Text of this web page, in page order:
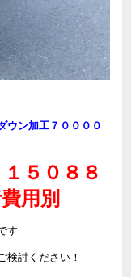
ン加工７００００
５０８８
用別
す
検討ください！